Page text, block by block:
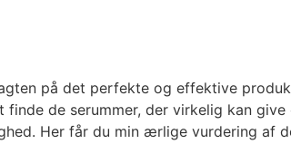
på det perfekte og effektive
de serummer, der virkelig kan
Her får du min ærlige vurdering af